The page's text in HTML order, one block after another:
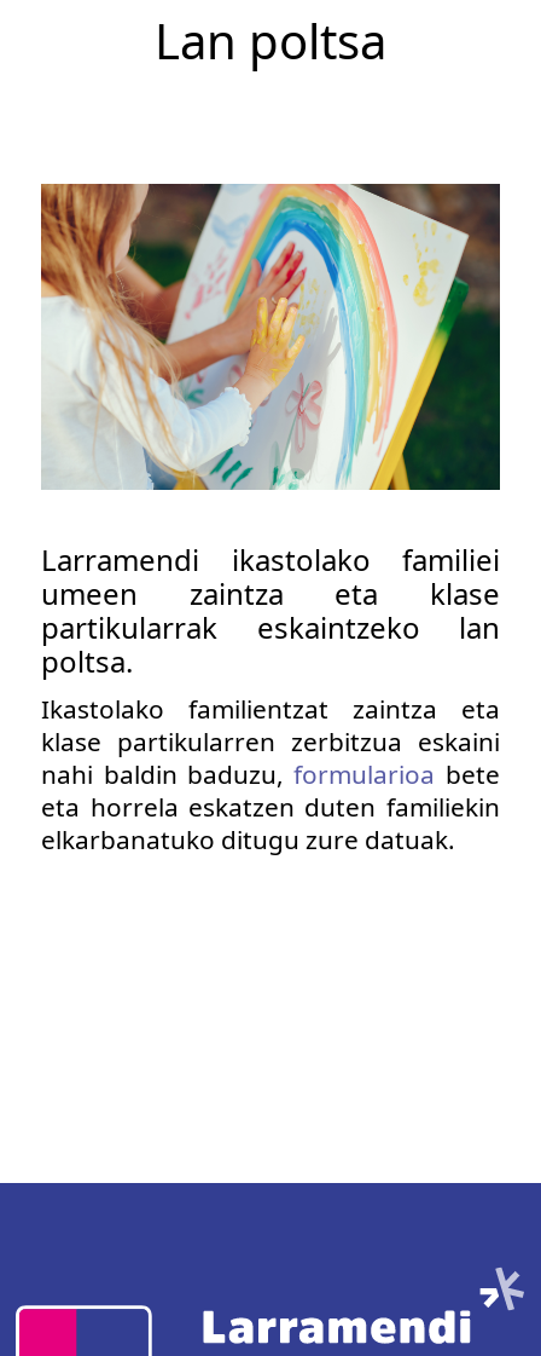
Lan poltsa
Larramendi ikastolako familiei
umeen zaintza eta klase
partikularrak eskaintzeko lan
poltsa.
Ikastolako familientzat zaintza eta
klase partikularren zerbitzua eskaini
nahi baldin baduzu,formularioa bete
eta horrela eskatzen duten familiekin
elkarbanatuko ditugu zure datuak.